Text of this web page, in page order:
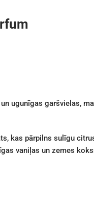
ugunīgas garšvielas,
kas pārpilns sulīgu
vaniļas un zemes